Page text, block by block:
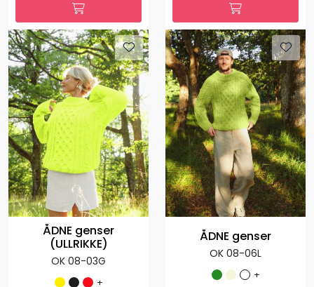
ÅDNE genser
OK 08-05L
+
Fra: 1.127,00 per pakke
ÅDNE genser
OK 08-06X
+
Fra: 1.035,00 per pakke